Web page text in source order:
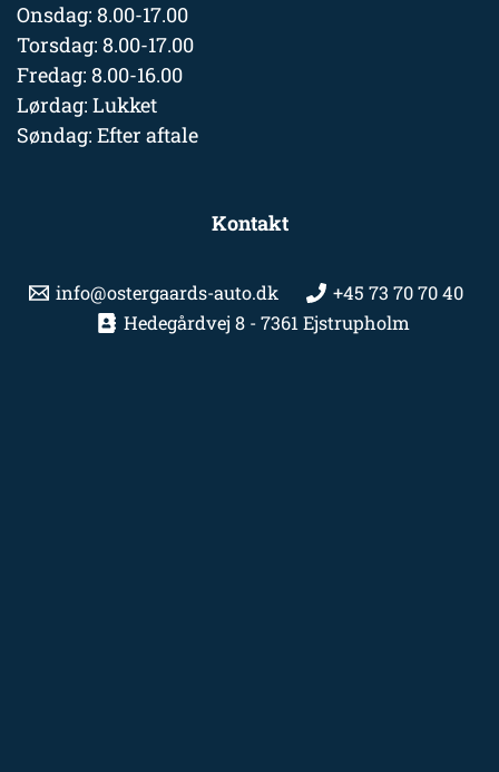
Onsdag: 8.00-17.00
Torsdag: 8.00-17.00
Fredag: 8.00-16.00
Lørdag: Lukket
Søndag: Efter aftale
Kontakt
info@ostergaards-auto.dk
+45 73 70 70 40
Hedegårdvej 8 - 7361 Ejstrupholm